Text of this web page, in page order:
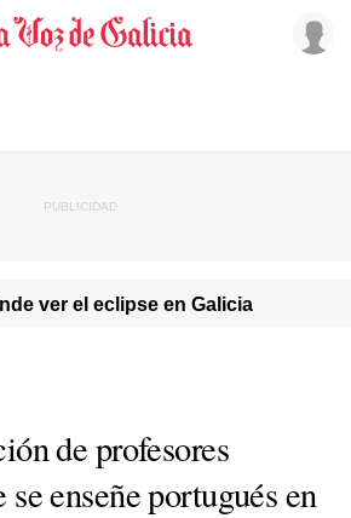
ver el eclipse en Galicia
de profesores
enseñe portugués en